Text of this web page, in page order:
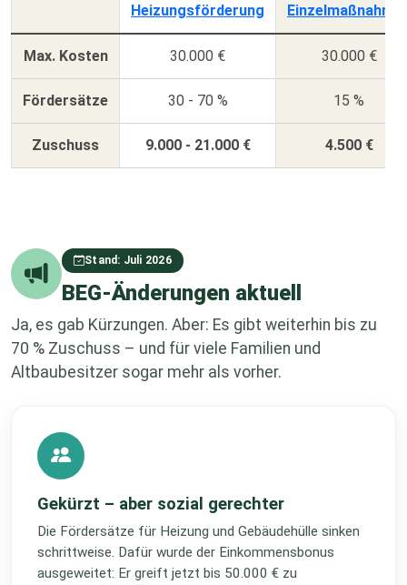
Heizungsförderung
Max. Kosten 30.000 € 30.000 €
Fördersätze 30 - 70 % 15 %
Zuschuss 9.000 - 21.000 € 4.500 €
Stand: Juli 2026
BEG-Änderungen aktuell
Ja, es gab Kürzungen. Aber: Es gibt weiterhin bis zu
70 % Zuschuss – und für viele Familien und
Altbaubesitzer sogar mehr als vorher.
Gekürzt – aber sozial gerechter
Die Fördersätze für Heizung und Gebäudehülle sinken
schrittweise. Dafür wurde der Einkommensbonus
ausgeweitet: Er greift jetzt bis 50.000 € zu